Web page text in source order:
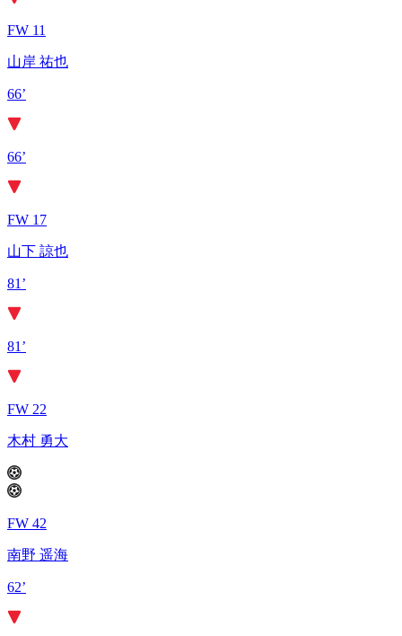
FW 11
山岸 祐也
66’
66’
FW 17
山下 諒也
81’
81’
FW 22
木村 勇大
FW 42
南野 遥海
62’